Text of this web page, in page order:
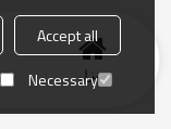
منزل
Accept all
Necessary